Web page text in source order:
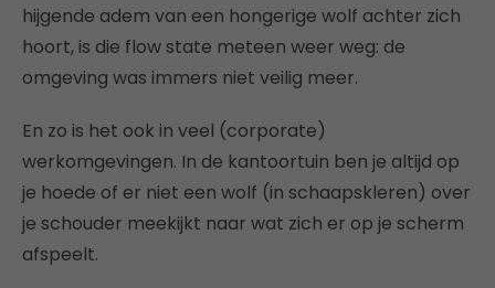
hijgende adem van een hongerige wolf achter zich
hoort, is die flow state meteen weer weg: de
omgeving was immers niet veilig meer.
En zo is het ook in veel (corporate)
werkomgevingen. In de kantoortuin ben je altijd op
je hoede of er niet een wolf (in schaapskleren) over
je schouder meekijkt naar wat zich er op je scherm
afspeelt.